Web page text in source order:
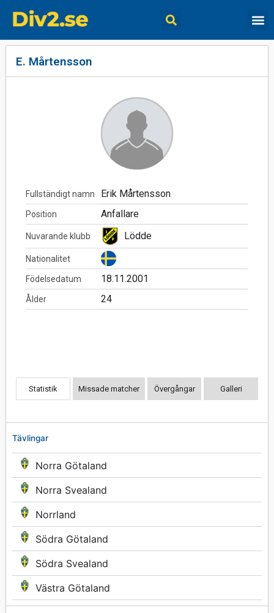
Tävlingar
Norra Götaland
Norra Svealand
Norrland
Södra Götaland
Södra Svealand
Västra Götaland
E. Mårtensson
Fullständigt namn Erik Mårtensson
Position Anfallare
Nuvarande klubb Lödde
Nationalitet
Födelsedatum 18.11.2001
Ålder 24
Statistik Missade matcher Övergångar Galleri